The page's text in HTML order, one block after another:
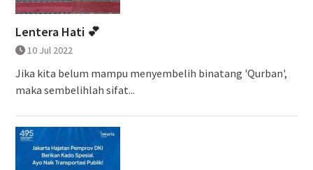
Lentera Hati 💕
10 Jul 2022
Jika kita belum mampu menyembelih binatang 'Qurban',
maka sembelihlah sifat...